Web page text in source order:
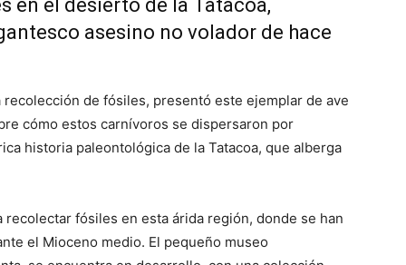
en el desierto de la Tatacoa,
asesino no volador de hace
de fósiles, presentó este ejemplar de ave
cómo estos carnívoros se dispersaron por
historia paleontológica de la Tatacoa, que alberga
fósiles en esta árida región, donde se han
el Mioceno medio. El pequeño museo